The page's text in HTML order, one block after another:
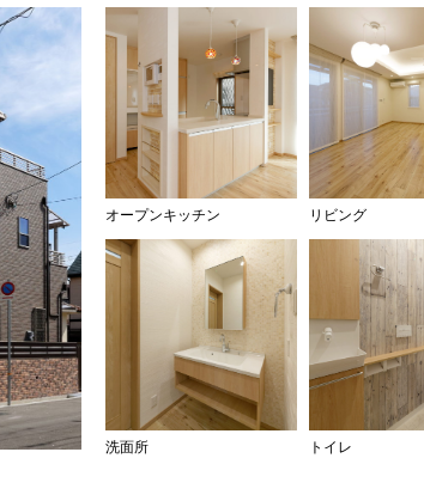
オープンキッチン リビング
洗面所 トイレ